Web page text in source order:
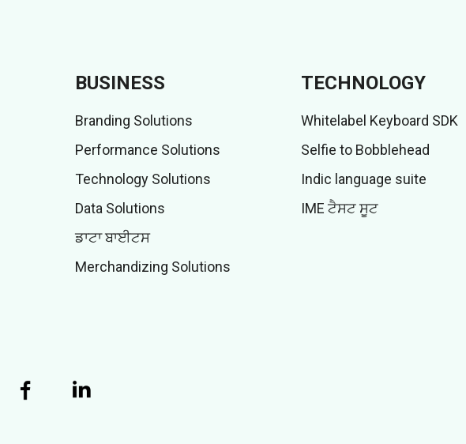
BUSINESS
Branding Solutions
Performance Solutions
Technology Solutions
Data Solutions
ਡਾਟਾ ਬਾਈਟਸ
Merchandizing Solutions
TECHNOLOGY
Whitelabel Keyboard SDK
Selfie to Bobblehead
Indic language suite
IME ਟੈਸਟ ਸੂਟ